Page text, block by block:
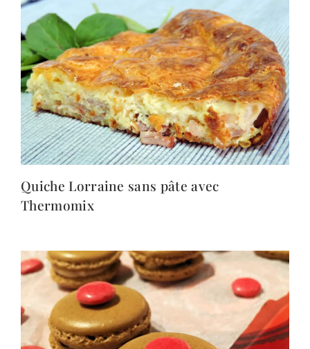
Quiche Lorraine sans pâte avec
Thermomix